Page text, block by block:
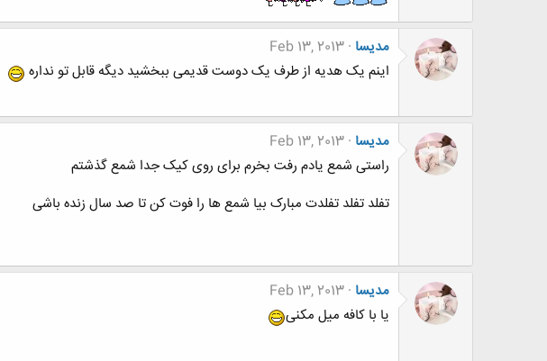
مدیسا Feb 13, 2013
اینم یک هدیه از طرف یک دوست قدیمی ببخشید دیگه قابل تو نداره
مدیسا Feb 13, 2013
راستی شمع یادم رفت بخرم برای روی کیک جدا شمع گذشتم
تفلد تفلد تفلدت مبارک بیا شمع ها را فوت کن تا صد سال زنده باشی
مدیسا Feb 13, 2013
یا با کافه میل مکنی